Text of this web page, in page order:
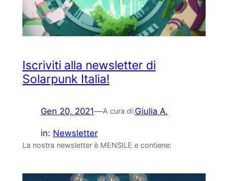
Iscriviti alla newsletter di
Solarpunk Italia!
Gen 20, 2021—A cura di:Giulia A.
in: Newsletter
La nostra newsletter è MENSILE e contiene: